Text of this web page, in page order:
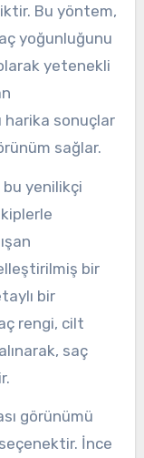
Bu yöntem,
yoğunluğunu
yetenekli
harika sonuçlar
sağlar.
yenilikçi
bir
bir
rengi, cilt
saç
görünümü
İnce